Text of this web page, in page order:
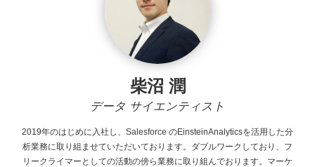
柴沼 潤
データ サイエンティスト
2019年のはじめに入社し、Salesforce のEinsteinAnalyticsを活用した分
析業務に取り組ませていただいております。ダブルワークしており、フ
リークライマーとしての活動の傍ら業務に取り組んでおります。マーケ